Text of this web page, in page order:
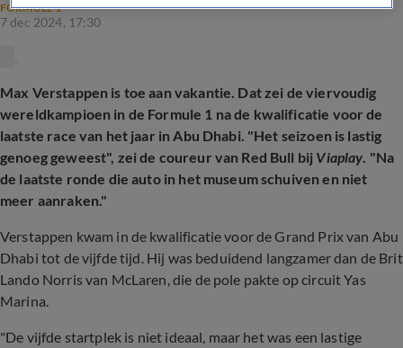
FORMULE 1
7 dec 2024, 17:30
Max Verstappen is toe aan vakantie. Dat zei de viervoudig
wereldkampioen in de Formule 1 na de kwalificatie voor de
laatste race van het jaar in Abu Dhabi. "Het seizoen is lastig
genoeg geweest", zei de coureur van Red Bull bij Viaplay. "Na
de laatste ronde die auto in het museum schuiven en niet
meer aanraken."
Verstappen kwam in de kwalificatie voor de Grand Prix van Abu
Dhabi tot de vijfde tijd. Hij was beduidend langzamer dan de Brit
Lando Norris van McLaren, die de pole pakte op circuit Yas
Marina.
"De vijfde startplek is niet ideaal, maar het was een lastige